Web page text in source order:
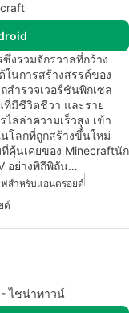
งรวมจักรวาลที่กว้าง
ในการสร้างสรรค์ของ
ำรวจเวอร์ชันพิกเซล
ที่มีชีวิตชีวา และราย
ล่ล่าความเร็วสูง เข้า
โลกที่ถูกสร้างขึ้นใหม่
คุ้นเคยของ Minecraftนัก
อย่างพิถีพิถัน…
สำหรับแอนดรอยด์
ด์
- ไชน่าทาวน์